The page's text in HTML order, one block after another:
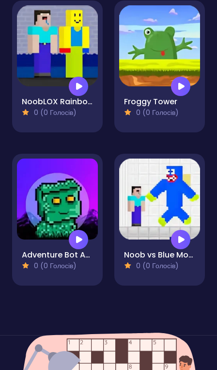
NoobLOX Rainbow Friends
0 (0 Голосів)
Froggy Tower
0 (0 Голосів)
Adventure Bot Action Platformer
0 (0 Голосів)
Noob vs Blue Monster
0 (0 Голосів)